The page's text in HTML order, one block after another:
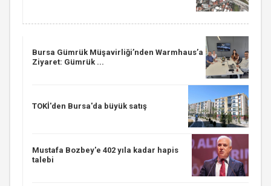
Bursa Gümrük Müşavirliği’nden Warmhaus’a
Ziyaret: Gümrük ...
TOKİ'den Bursa'da büyük satış
Mustafa Bozbey'e 402 yıla kadar hapis
talebi